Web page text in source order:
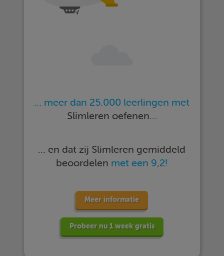
… meer dan 25.000 leerlingen met
Slimleren oefenen…
… en dat zij Slimleren gemiddeld
beoordelen met een 9,2!
Meer informatie
Probeer nu 1 week gratis